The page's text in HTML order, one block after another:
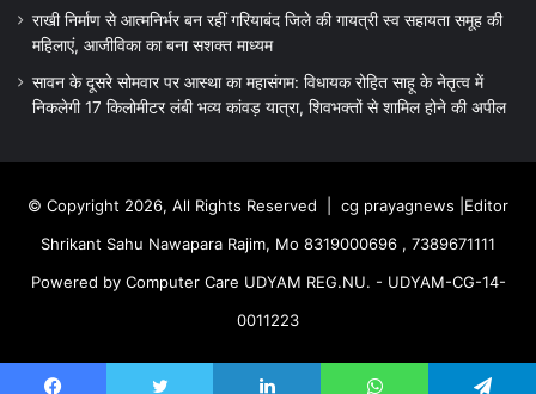
राखी निर्माण से आत्मनिर्भर बन रहीं गरियाबंद जिले की गायत्री स्व सहायता समूह की
महिलाएं, आजीविका का बना सशक्त माध्यम
सावन के दूसरे सोमवार पर आस्था का महासंगम: विधायक रोहित साहू के नेतृत्व में
निकलेगी 17 किलोमीटर लंबी भव्य कांवड़ यात्रा, शिवभक्तों से शामिल होने की अपील
© Copyright 2026, All Rights Reserved | cg prayagnews |Editor
Shrikant Sahu Nawapara Rajim, Mo 8319000696 , 7389671111
Powered by Computer Care UDYAM REG.NU. - UDYAM-CG-14-
0011223